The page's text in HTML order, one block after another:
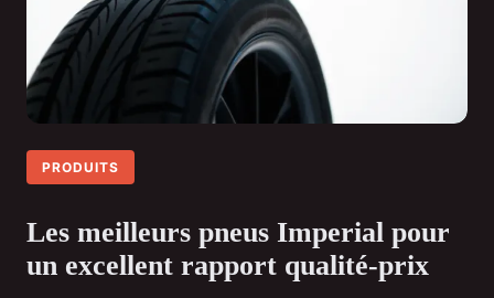
PRODUITS
Les meilleurs pneus Imperial pour
un excellent rapport qualité-prix